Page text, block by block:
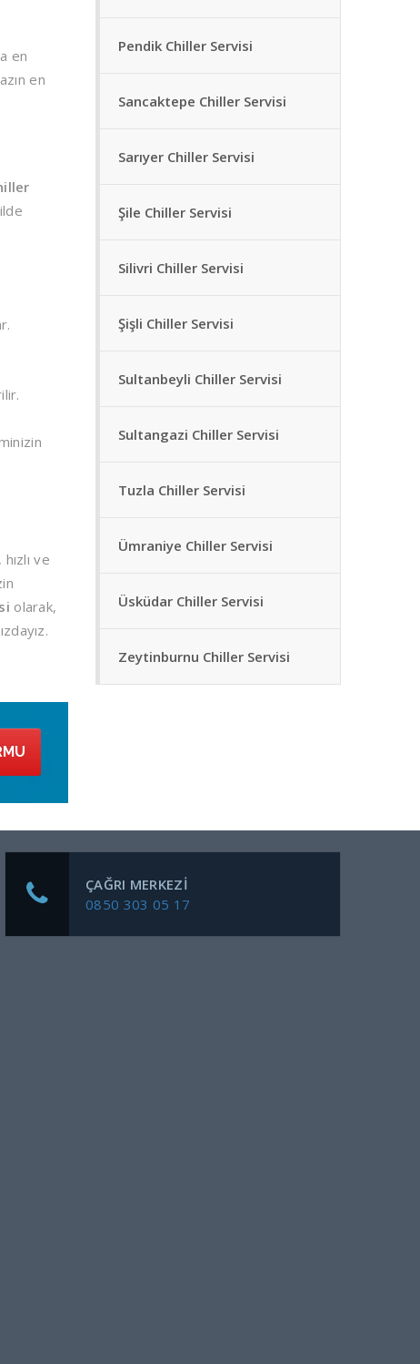
en
en
ve
olarak,
Pendik Chiller Servisi
Sancaktepe Chiller Servisi
Sarıyer Chiller Servisi
Şile Chiller Servisi
Silivri Chiller Servisi
Şişli Chiller Servisi
Sultanbeyli Chiller Servisi
Sultangazi Chiller Servisi
Tuzla Chiller Servisi
Ümraniye Chiller Servisi
Üsküdar Chiller Servisi
Zeytinburnu Chiller Servisi
ÇAĞRI MERKEZI
0850 303 05 17